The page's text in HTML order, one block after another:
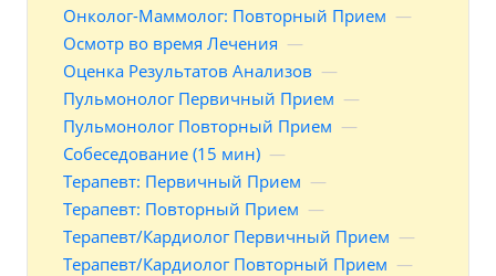
Онколог-Маммолог: Повторный Прием —
Осмотр во время Лечения —
Оценка Результатов Анализов —
Пульмонолог Первичный Прием —
Пульмонолог Повторный Прием —
Собеседование (15 мин) —
Терапевт: Первичный Прием —
Терапевт: Повторный Прием —
Терапевт/Кардиолог Первичный Прием —
Терапевт/Кардиолог Повторный Прием —